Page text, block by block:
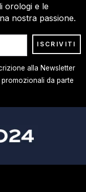
orologi e le
nostra passione.
alla Newsletter
da parte